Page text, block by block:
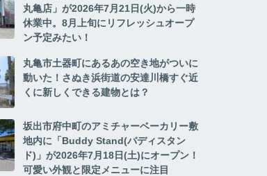
丸亀店」が2026年7月21日(火)から一時
休業中。8月上旬にリフレッシュオープ
ン予定みたい！
丸亀市土器町にあるあの空き地がついに
動いた！さぬき浜街道の安達川橋すぐ近
くに新しくできる建物とは？
坂出市府中町のアミチャーベーカリー敷
地内に「Buddy Stand(バディスタン
ド)」が2026年7月18日(土)にオープン！
可愛い外観と限定メニューに注目